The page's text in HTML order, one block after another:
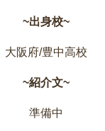
~出身校~
大阪府/豊中高校
~紹介文~
準備中